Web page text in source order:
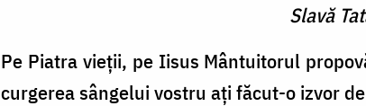
Slavă
Pe Piatra vieţii, pe Iisus Mân­tuitorul
curgerea sân­gelui vostru aţi făcut-o izvor